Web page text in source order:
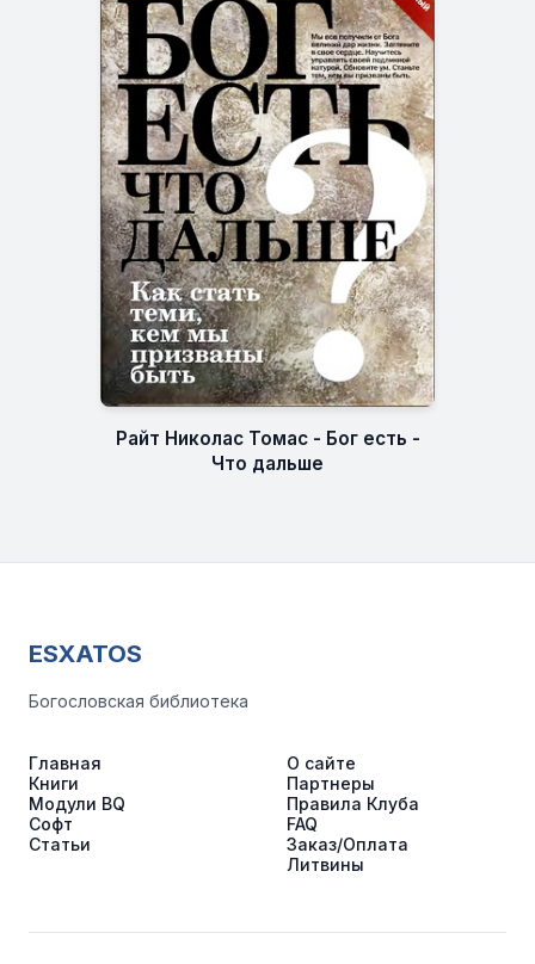
Райт Николас Томас - Бог есть -
Что дальше
ESXATOS
Богословская библиотека
Главная
Книги
Модули BQ
Софт
Статьи
О сайте
Партнеры
Правила Клуба
FAQ
Заказ/Оплата
Литвины